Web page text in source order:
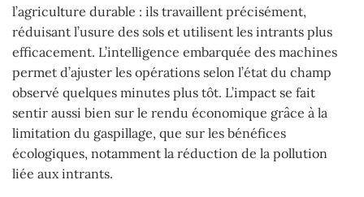
l’agriculture durable : ils travaillent précisément,
réduisant l’usure des sols et utilisent les intrants plus
efficacement. L’intelligence embarquée des machines
permet d’ajuster les opérations selon l’état du champ
observé quelques minutes plus tôt. L’impact se fait
sentir aussi bien sur le rendu économique grâce à la
limitation du gaspillage, que sur les bénéfices
écologiques, notamment la réduction de la pollution
liée aux intrants.